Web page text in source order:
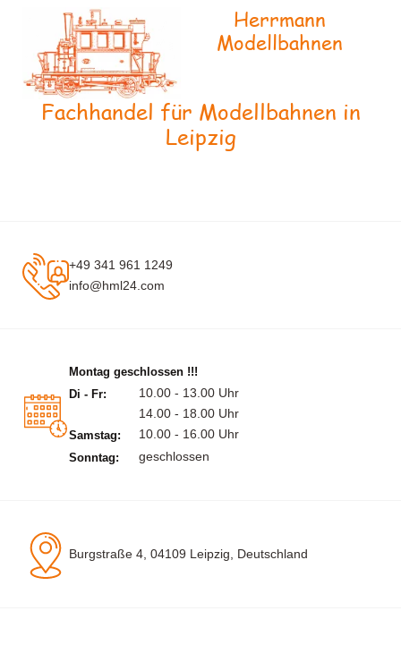
Herrmann
Modellbahnen
Fachhandel für Modellbahnen in
Leipzig
+49 341 961 1249
info@hml24.com
Montag geschlossen !!!
Di - Fr:
10.00 - 13.00 Uhr
14.00 - 18.00 Uhr
Samstag: 10.00 - 16.00 Uhr
Sonntag: geschlossen
Burgstraße 4, 04109 Leipzig, Deutschland